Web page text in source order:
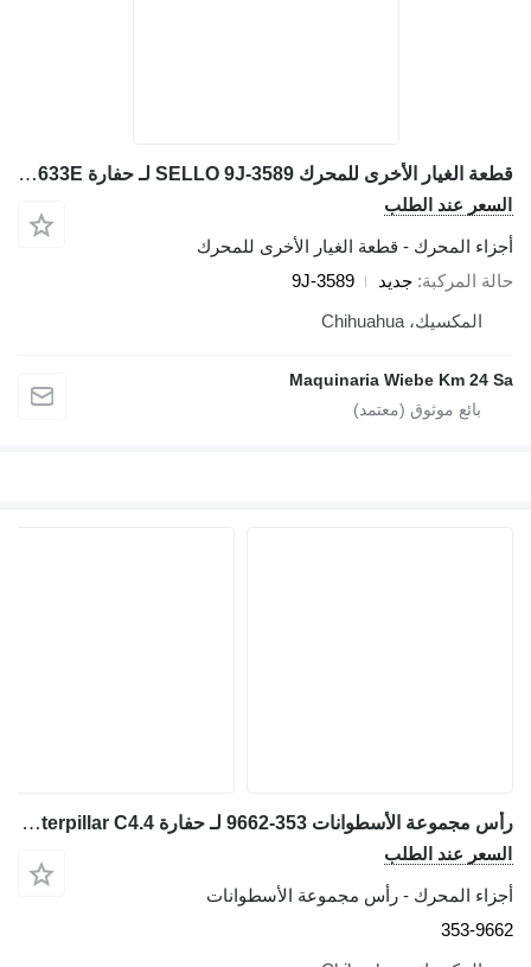
قطعة الغيار الأخرى للمحرك SELLO 9J-3589 لـ حفارة Caterpillar 631E 651E 657E 633E
عند الطلب
المحرك - قطعة الغيار الأخرى للمحرك
المركبة جديد
9J-3589
المكسيك، Chihuahua
Maquinaria Wiebe Km 24
رأس مجموعة الأسطوانات 353-9662 لـ حفارة Caterpillar C4.4
عند الطلب
المحرك - رأس مجموعة الأسطوانات
353-